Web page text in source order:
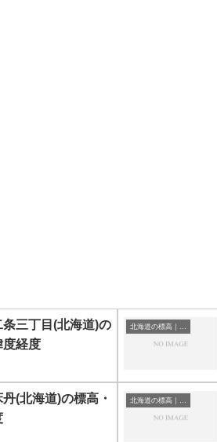
三丁目(北海道)の
度経度
(北海道)の標高・